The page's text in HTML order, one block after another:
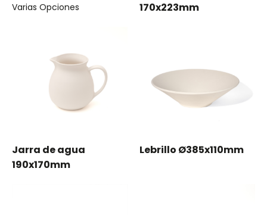
Varias Opciones
170x223mm
Jarra de agua
190x170mm
Lebrillo Ø385x110mm